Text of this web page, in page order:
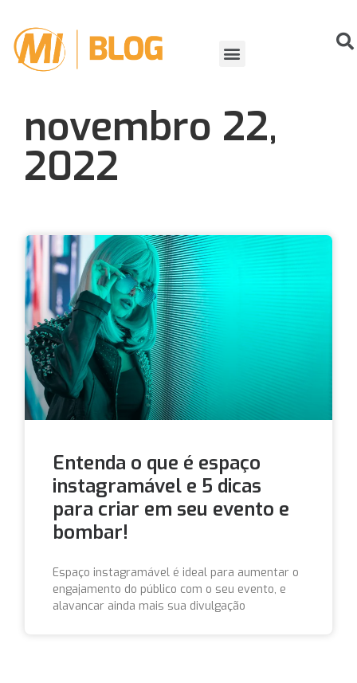
novembro 22,
2022
Entenda o que é espaço
instagramável e 5 dicas
para criar em seu evento e
bombar!
Espaço instagramável é ideal para aumentar o
engajamento do público com o seu evento, e
alavancar ainda mais sua divulgação